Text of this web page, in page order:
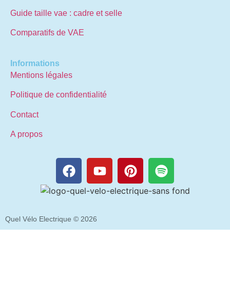
Guide taille vae : cadre et selle
Comparatifs de VAE
Informations
Mentions légales
Politique de confidentialité
Contact
A propos
Quel Vélo Electrique © 2026